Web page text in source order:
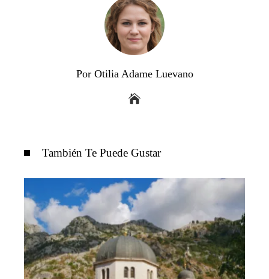
Por Otilia Adame Luevano
También Te Puede Gustar